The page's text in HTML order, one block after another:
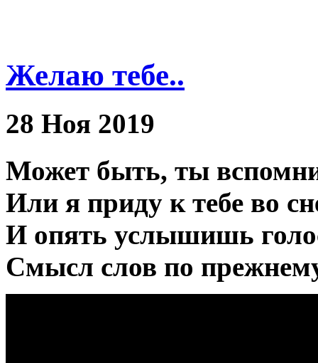
Желаю тебе..
28 Ноя 2019
Может быть, ты
Или я приду к тебе во
И опять услышишь
Смысл слов по